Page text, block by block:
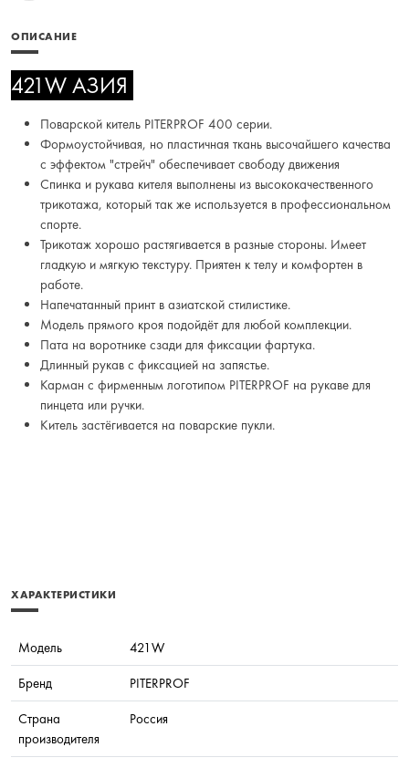
ОПИСАНИЕ
421W АЗИЯ
Поварской китель PITERPROF 400 серии.
Формоустойчивая, но пластичная ткань высочайшего качества
с эффектом "стрейч" обеспечивает свободу движения
Спинка и рукава кителя выполнены из высококачественного
трикотажа, который так же используется в профессиональном
спорте.
Трикотаж хорошо растягивается в разные стороны. Имеет
гладкую и мягкую текстуру. Приятен к телу и комфортен в
работе.
Напечатанный принт в азиатской стилистике.
Модель прямого кроя подойдёт для любой комплекции.
Пата на воротнике сзади для фиксации фартука.
Длинный рукав с фиксацией на запястье.
Карман с фирменным логотипом PITERPROF на рукаве для
пинцета или ручки.
Китель застёгивается на поварские пукли.
ХАРАКТЕРИСТИКИ
Модель
421W
Бренд
PITERPROF
Страна
производителя
Россия